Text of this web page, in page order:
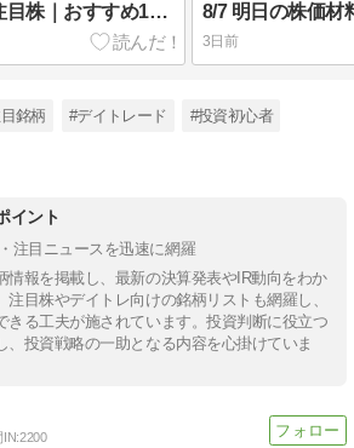
8/7 明日のデイトレ注目株｜おすすめ10銘柄を紹介
3日前
銘柄 #デイトレード #投資初心者
イント
注目ニュースを迅速に網羅
情報を掲載し、最新の決算発表やIR動向をわか
注目株やデイトレ向けの銘柄リストも網羅し、
きる工夫が施されています。投資判断に役立つ
、投資戦略の一助となる内容を心掛けていま
IN:2200